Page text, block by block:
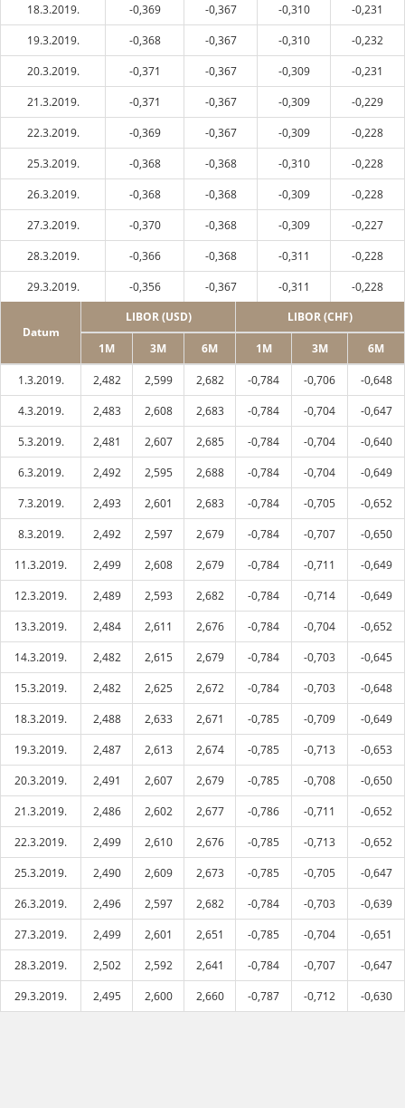
18.3.2019.
-0,369 -0,367 -0,310
-0,231
19.3.2019.
-0,368 -0,367 -0,310
-0,232
20.3.2019.
-0,371 -0,367 -0,309
-0,231
21.3.2019.
-0,371 -0,367 -0,309
-0,229
22.3.2019.
-0,369 -0,367 -0,309
-0,228
25.3.2019.
-0,368 -0,368 -0,310
-0,228
26.3.2019.
-0,368 -0,368 -0,309
-0,228
27.3.2019.
-0,370 -0,368 -0,309
-0,227
28.3.2019.
-0,366 -0,368 -0,311
-0,228
29.3.2019.
-0,356 -0,367 -0,311 -0,228
Datum
LIBOR (USD) LIBOR (CHF)
1M 3M 6M 1M 3M 6M
1.3.2019. 2,482 2,599 2,682 -0,784 -0,706
-0,648
4.3.2019.
2,483 2,608 2,683 -0,784 -0,704
-0,647
5.3.2019.
2,481 2,607 2,685 -0,784 -0,704
-0,640
6.3.2019.
2,492 2,595 2,688 -0,784 -0,704
-0,649
7.3.2019.
2,493 2,601 2,683 -0,784 -0,705
-0,652
8.3.2019.
2,492 2,597 2,679 -0,784 -0,707
-0,650
11.3.2019.
2,499 2,608 2,679 -0,784 -0,711
-0,649
12.3.2019.
2,489 2,593 2,682 -0,784 -0,714
-0,649
13.3.2019.
2,484 2,611 2,676 -0,784 -0,704
-0,652
14.3.2019.
2,482 2,615 2,679 -0,784 -0,703
-0,645
15.3.2019.
2,482 2,625 2,672 -0,784 -0,703
-0,648
18.3.2019.
2,488 2,633 2,671 -0,785 -0,709
-0,649
19.3.2019.
2,487 2,613 2,674 -0,785 -0,713
-0,653
20.3.2019.
2,491 2,607 2,679 -0,785 -0,708
-0,650
21.3.2019.
2,486 2,602 2,677 -0,786 -0,711
-0,652
22.3.2019.
2,499 2,610 2,676 -0,785 -0,713
-0,652
25.3.2019.
2,490 2,609 2,673 -0,785 -0,705
-0,647
26.3.2019.
2,496 2,597 2,682 -0,784 -0,703
-0,639
27.3.2019.
2,499 2,601 2,651 -0,785 -0,704
-0,651
28.3.2019.
2,502 2,592 2,641 -0,784 -0,707
-0,647
29.3.2019.
2,495 2,600 2,660 -0,787 -0,712 -0,630